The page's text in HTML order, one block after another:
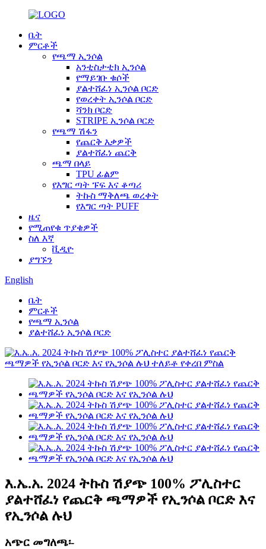
ቤት
ምርቶች
የጫማ ኢንሶል
አንቲስታቲክ ኢንሶል
የማይገቡ ቁሶች
ያልተሸፈነ ኢንሶል ቦርድ
የወረቀት ኢንሶል ቦርድ
ሻንክ ቦርድ
STRIPE ኢንሶል ቦርድ
የጫማ ሽፋን
የጨርቅ እቃዎች
ያልተሸፈነ ጨርቅ
ጫማ በላይ
TPU ፊልም
የእግር ጣት ፑፍ እና ቆጣሪ
ትኩስ ማቅለጫ ወረቀት
የእግር ጣት PUFF
ዜና
የሚጠየቁ ጥያቄዎች
ስለ እኛ
ቪዲዮ
ያግኙን
English
ቤት
ምርቶች
የጫማ ኢንሶል
ያልተሸፈነ ኢንሶል ቦርድ
እ.ኤ.አ. 2024 ትኩስ ሽያጭ 100% ፖሊስተር
ያልተሸፈነ የጨርቅ ጫማዎች የኢንሶል ቦርድ እና
የኢንሶል ሉህ
አጭር መግለጫ፡-